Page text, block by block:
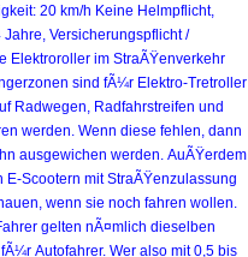
20 km/h Keine Helmpflicht,
Jahre, Versicherungspflicht /
Elektroroller im StraÃŸenverkehr
sind fÃ¼r Elektro-Tretroller
Radwegen, Radfahrstreifen und
werden. Wenn diese fehlen, dann
ausgewichen werden. AuÃŸerdem
Scootern mit StraÃŸenzulassung
wenn sie noch fahren wollen.
gelten nÃ¤mlich dieselben
Autofahrer. Wer also mit 0,5 bis